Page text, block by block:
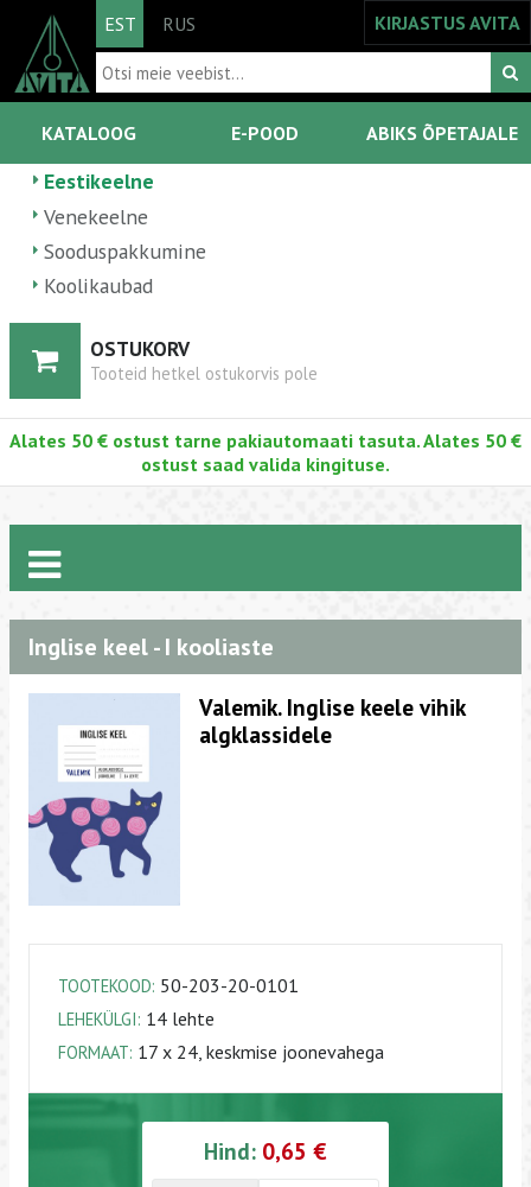
EST RUS KIRJASTUS AVITA
KATALOOG E-POOD ABIKS ÕPETAJALE
Eestikeelne
Venekeelne
Sooduspakkumine
Koolikaubad
OSTUKORV
Tooteid hetkel ostukorvis pole
Alates 50 € ostust tarne pakiautomaati tasuta. Alates 50 €
ostust saad valida kingituse.
Inglise keel - I kooliaste
Valemik. Inglise keele vihik
algklassidele
TOOTEKOOD: 50-203-20-0101
LEHEKÜLGI: 14 lehte
FORMAAT: 17 x 24, keskmise joonevahega
Hind: 0,65 €